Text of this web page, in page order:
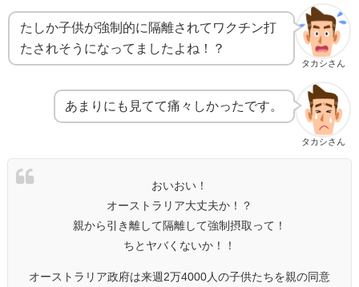
タカシさん
たしか子供が強制的に隔離されてワクチン打
たされそうになってましたよね！？
タカシさん
あまりにも見てて痛々しかったです。
おいおい！
オーストラリア大丈夫か！？
親から引き離して隔離して強制摂取って！
ちとヤバくないか！！
オーストラリア政府は来週2万4000人の子供たちを親の同意